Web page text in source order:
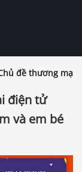
đề thương mại
điện tử
và em bé